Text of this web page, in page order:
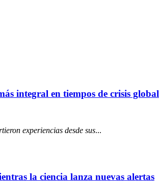
integral en tiempos de crisis global
experiencias desde sus...
la ciencia lanza nuevas alertas